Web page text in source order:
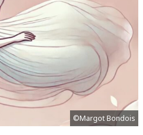
©Margot Bondois